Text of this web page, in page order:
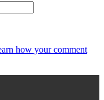
how your comment